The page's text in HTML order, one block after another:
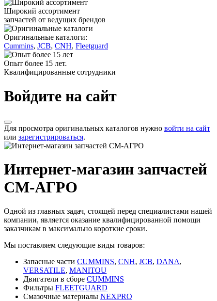
Широкий ассортимент
запчастей от ведущих брендов
Оригинальные каталоги:
Cummins, JCB, CNH, Fleetguard
Опыт более 15 лет.
Квалифицированные сотрудники
Войдите на сайт
Для просмотра оригинальных каталогов нужно войти на сайт
или зарегистрироваться.
Интернет-магазин запчастей
СМ-АГРО
Одной из главных задач, стоящей перед специалистами нашей
компании, является оказание квалифицированной помощи
заказчикам в максимально короткие сроки.
Мы поставляем следующие виды товаров:
Запасные части CUMMINS, CNH, JCB, DANA,
VERSATILE, MANITOU
Двигатели в сборе CUMMINS
Фильтры FLEETGUARD
Смазочные материалы NEXPRO